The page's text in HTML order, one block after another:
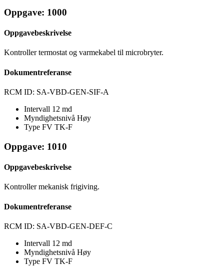
Oppgave: 1000
Oppgavebeskrivelse
Kontroller termostat og varmekabel til microbryter.
Dokumentreferanse
RCM ID: SA-VBD-GEN-SIF-A
Intervall 12 md
Myndighetsnivå Høy
Type FV TK-F
Oppgave: 1010
Oppgavebeskrivelse
Kontroller mekanisk frigiving.
Dokumentreferanse
RCM ID: SA-VBD-GEN-DEF-C
Intervall 12 md
Myndighetsnivå Høy
Type FV TK-F